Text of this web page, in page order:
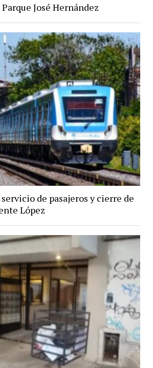
José Hernández
de pasajeros y cierre de
López